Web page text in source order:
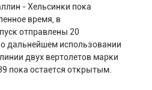
- Хельсинки пока
время, в
отправлены 20
дальнейшем использовании
двух вертолетов марки
пока остается открытым.